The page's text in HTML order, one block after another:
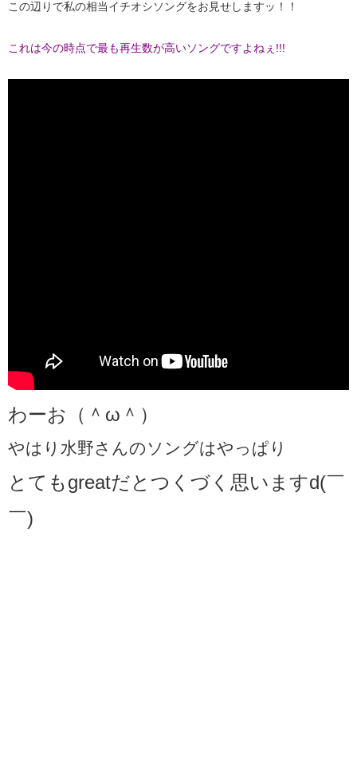
この辺りで私の相当イチオシソングをお見せしますッ！！
これは今の時点で最も再生数が高いソングですよねぇ!!!
わーお（＾ω＾）
やはり水野さんのソングはやっぱり
とてもgreatだとつくづく思いますd(￣
￣)